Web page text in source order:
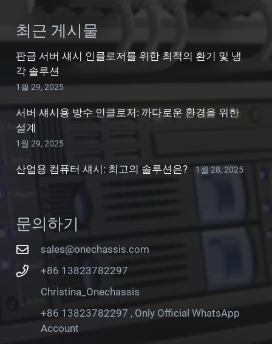
최근 게시물
판금 서버 섀시 인클로저를 위한 최적의 환기 및 냉
각 솔루션
1월 29, 2025
서버 섀시용 방수 인클로저: 까다로운 환경을 위한
설계
1월 29, 2025
산업용 컴퓨터 섀시: 최고의 솔루션은? 1월 28, 2025
문의하기
sales@onechassis.com
+86 13823782297
Christina_Onechassis
+86 13823782297 , Only Official WhatsApp
Account